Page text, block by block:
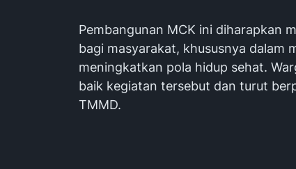
Pembangunan MCK ini diharapkan
bagi masyarakat, khususnya dalam
meningkatkan pola hidup sehat.
baik kegiatan tersebut dan turut
TMMD.